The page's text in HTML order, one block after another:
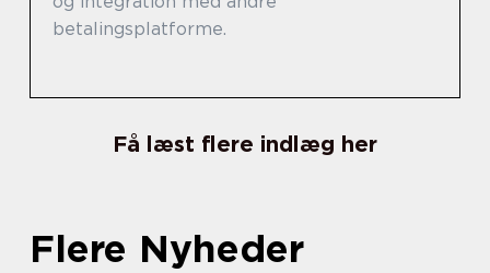
betalingsplatforme.
Få læst flere indlæg her
Flere Nyheder